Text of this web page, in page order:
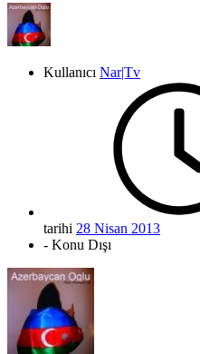
Kullanıcı Nar|Tv
tarihi 28 Nisan 2013
- Konu Dışı